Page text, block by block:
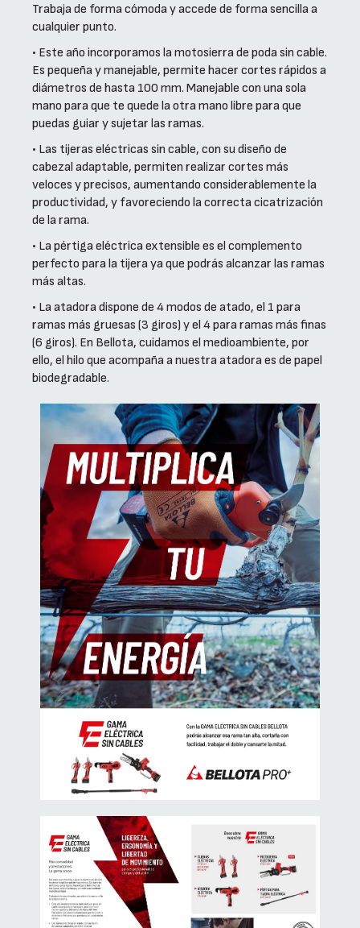
Trabaja de forma cómoda y accede de forma sencilla a
cualquier punto.
• Este año incorporamos la motosierra de poda sin cable.
Es pequeña y manejable, permite hacer cortes rápidos a
diámetros de hasta 100 mm. Manejable con una sola
mano para que te quede la otra mano libre para que
puedas guiar y sujetar las ramas.
• Las tijeras eléctricas sin cable, con su diseño de
cabezal adaptable, permiten realizar cortes más
veloces y precisos, aumentando considerablemente la
productividad, y favoreciendo la correcta cicatrización
de la rama.
• La pértiga eléctrica extensible es el complemento
perfecto para la tijera ya que podrás alcanzar las ramas
más altas.
• La atadora dispone de 4 modos de atado, el 1 para
ramas más gruesas (3 giros) y el 4 para ramas más finas
(6 giros). En Bellota, cuidamos el medioambiente, por
ello, el hilo que acompaña a nuestra atadora es de papel
biodegradable.